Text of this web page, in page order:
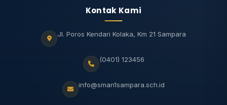
Kontak Kami
Jl. Poros Kendari Kolaka, Km 21 Sampara
(0401) 123456
info@sman1sampara.sch.id